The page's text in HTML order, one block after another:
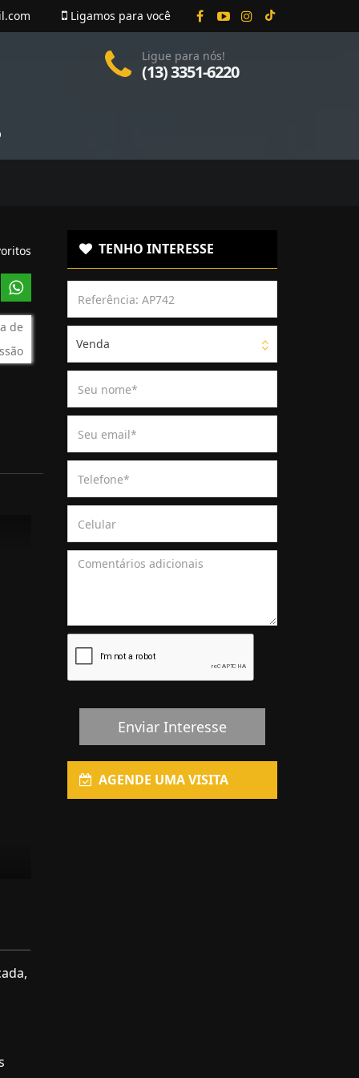
Ligamos para você
Ligue para nós!
(13) 3351-6220
de
TENHO INTERESSE
Venda
Enviar Interesse
AGENDE UMA VISITA